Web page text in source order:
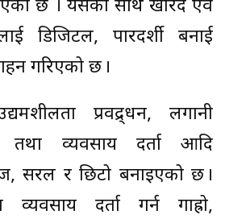
छ । यसका साथै खरिद एवं
डिजिटल, पारदर्शी बनाई
गरिएको छ ।
प्रवद्र्धन, लगानी
तथा व्यवसाय दर्ता आदि
सरल र छिटो बनाइएको छ ।
व्यवसाय दर्ता गर्न गाह्रो,